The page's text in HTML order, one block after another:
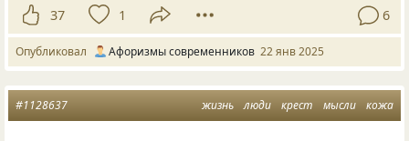
37 1 6
Опубликовал Афоризмы современников 22 янв 2025
жизнь люди крест мысли кожа
#1128637